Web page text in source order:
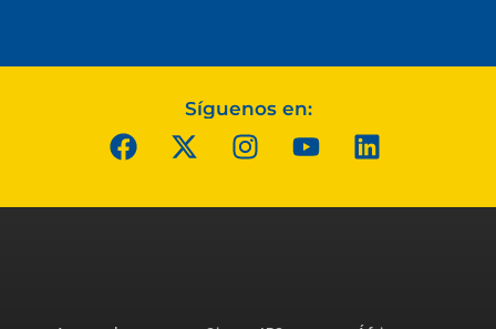
Síguenos en: